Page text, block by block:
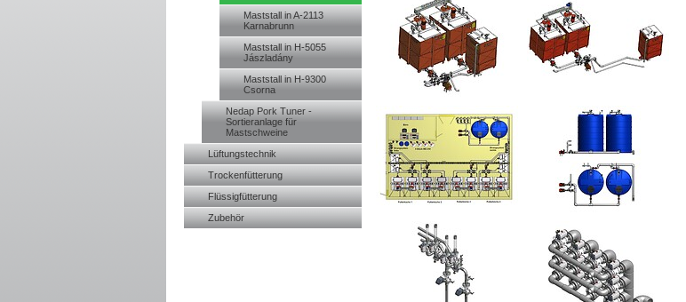
Maststall in A-2113
Karnabrunn
Maststall in H-5055
Jászladány
Maststall in H-9300
Csorna
Nedap Pork Tuner -
Sortieranlage für
Mastschweine
Lüftungstechnik
Trockenfütterung
Flüssigfütterung
Zubehör